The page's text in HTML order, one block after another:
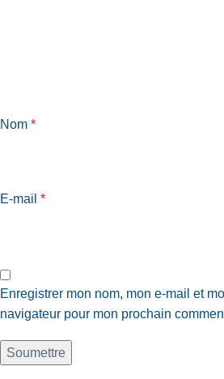
Nom *
E-mail *
Enregistrer mon nom, mon e-mail et
navigateur pour mon prochain